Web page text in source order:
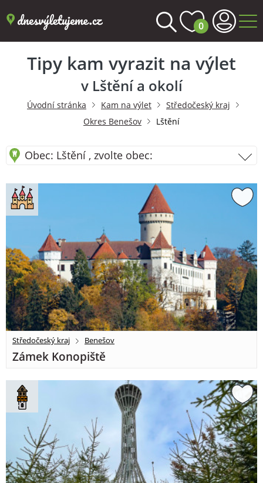
0
Tipy kam vyrazit na výlet
v Lštění a okolí
Úvodní stránka Kam na výlet
Středočeský kraj
Okres Benešov
Lštění
Obec: Lštění , zvolte obec:
Středočeský kraj Benešov
Zámek Konopiště